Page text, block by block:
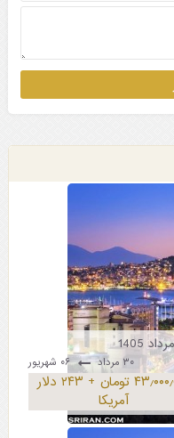
۳۰ مرداد ۰۶ شهریور
۴۳٫۰۰۰٫۰۰۰ تومان + ۲۴۳ دلار
آمریکا